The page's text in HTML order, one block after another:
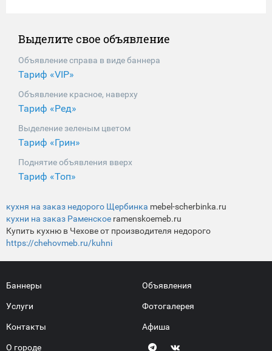
Выделите свое объявление
Объявление справа в виде баннера
Тариф «VIP»
Объявление красное, наверху
Тариф «Ред»
Выделение зеленым цветом
Тариф «Грин»
Поднятие объявления вверх
Тариф «Топ»
кухня на заказ недорого Щербинка mebel-scherbinka.ru
кухни на заказ Раменское ramenskoemeb.ru
Купить кухню в Чехове от производителя недорого
https://chehovmeb.ru/kuhni
Баннеры
Услуги
Контакты
О городе
Объявления
Фотогалерея
Афиша